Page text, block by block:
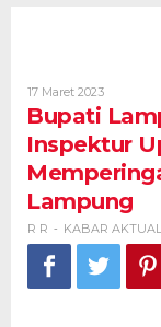
17 Maret 2023Oleh
R
R
Bupati
Inspektur
Lampung
R R - KABAR AKTUAL